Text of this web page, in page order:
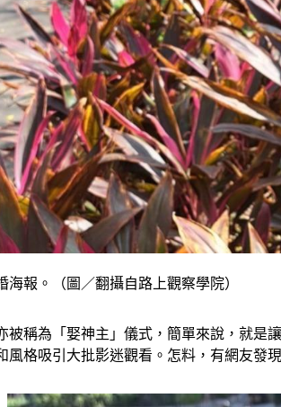
報。（圖／翻攝自路上觀察學院）
被稱為「娶神主」儀式，簡單來說，就是
風格吸引大批影迷觀看。怎料，有網友發